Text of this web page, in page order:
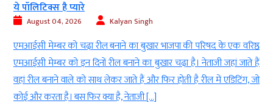
Singh
का बुखार भाजपा की परिषद के एक वरिष्ठ
बनाने का बुखार चढ़ा है। नेताजी जहां जाते हैं
जाते हैं और फिर होती है रील में एडिटिंग, जो
नेताजी […]
शांतिकुंज, हरिद्वार के महिला
उद्बोधन देती हुईं। मुंबई के बोरीवली
पर महाशक्ति की लोकयात्रा का